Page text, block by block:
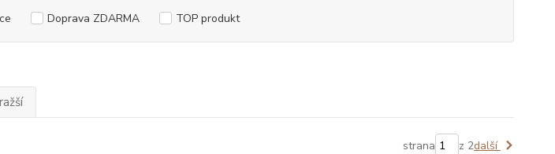
Doprava ZDARMA TOP produkt
strana z 2další